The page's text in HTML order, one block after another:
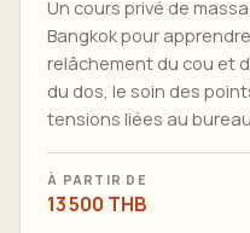
Un cours privé de
Bangkok pour
relâchement du cou et
du dos, le soin des
tensions liées au
À PARTIR DE
13 500 THB